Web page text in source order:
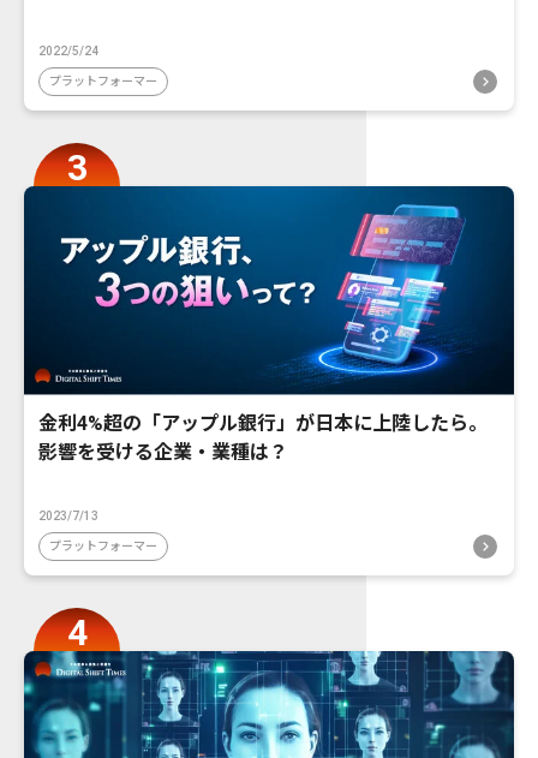
2022/5/24
プラットフォーマー
金利4%超の「アップル銀行」が日本に上陸したら。
影響を受ける企業・業種は？
2023/7/13
プラットフォーマー